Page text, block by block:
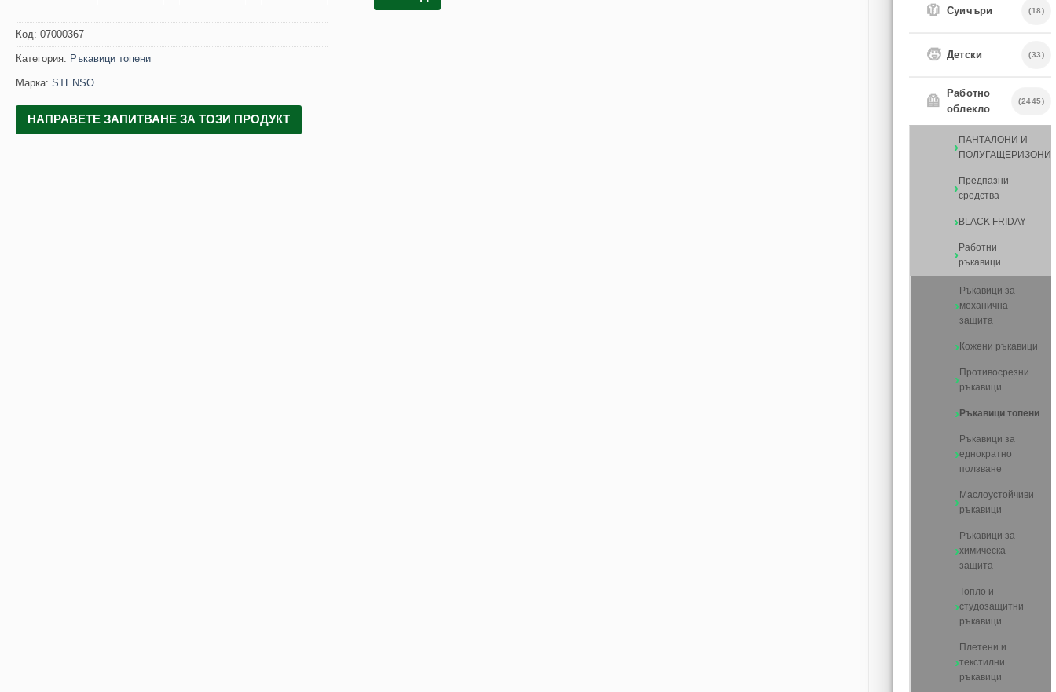
Код: 07000367
Категория: Ръкавици топени
Марка: STENSO
НАПРАВЕТЕ ЗАПИТВАНЕ ЗА ТОЗИ ПРОДУКТ
🧥 Суичъри (18)
🧒 Детски (33)
🦺
Работно
облекло
(2445)
ПАНТАЛОНИ И
ПОЛУГАЩЕРИЗОНИ
Предпазни
средства
BLACK FRIDAY
Работни
ръкавици
Ръкавици за
механична
защита
Кожени ръкавици
Противосрезни
ръкавици
Ръкавици топени
Ръкавици за
еднократно
ползване
Маслоустойчиви
ръкавици
Ръкавици за
химическа
защита
Топло и
студозащитни
ръкавици
Плетени и
текстилни
ръкавици